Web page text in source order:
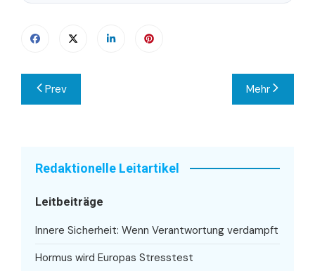
Beitragsnavigation
Prev Mehr
Redaktionelle Leitartikel
Leitbeiträge
Innere Sicherheit: Wenn Verantwortung verdampft
Hormus wird Europas Stresstest